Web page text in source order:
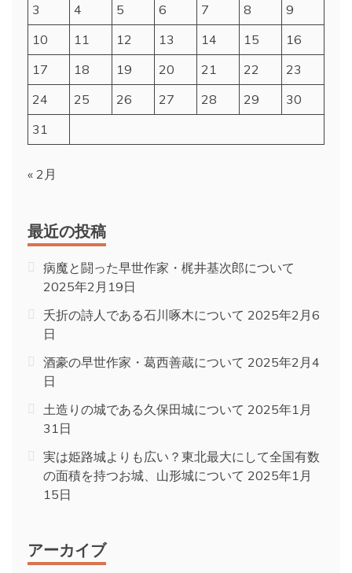
3
4 5 6 7 8
9
10
11 12 13 14 15
16
17
18 19 20 21 22
23
24
25 26 27 28 29
30
31
« 2月
最近の投稿
病魔と闘った早世作家・梶井基次郎について
2025年2月19日
夭折の詩人である石川啄木について 2025年2月6
日
酒豪の早世作家・葛西善蔵について 2025年2月4
日
土造りの城である久保田城について 2025年1月
31日
実は姫路城よりも広い？東北最大にして全国有数
の面積を持つお城、山形城について 2025年1月
15日
アーカイブ